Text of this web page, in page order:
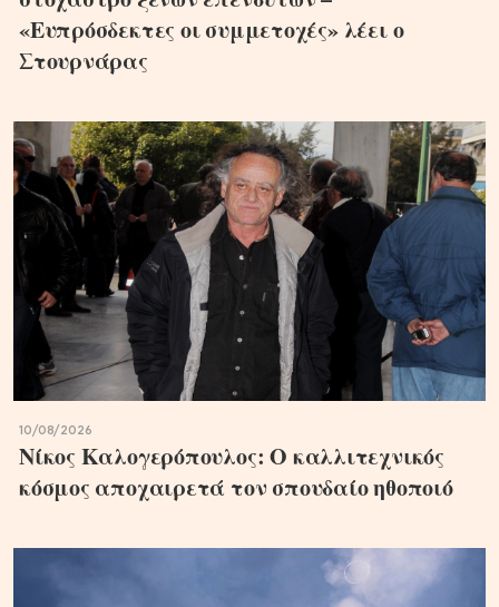
«Ευπρόσδεκτες οι συμμετοχές» λέει ο
Στουρνάρας
10/08/2026
Νίκος Καλογερόπουλος: Ο καλλιτεχνικός
κόσμος αποχαιρετά τον σπουδαίο ηθοποιό